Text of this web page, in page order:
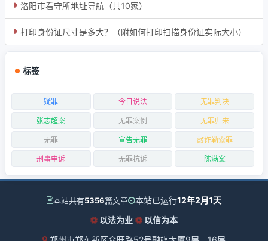
洛阳市看守所地址导航（共10家）
打印身份证尺寸是多大？（附如何打印扫描身份证实际大小）
标签
疑罪 今日说法 无罪判决
张志超案 无罪案例 无罪归来
无罪 宣告无罪 敲诈勒索罪
刑事申诉 无罪抗诉 陈满案
本站共有5356篇文章 本站已运行12年2月1天
以法为业
以信为本